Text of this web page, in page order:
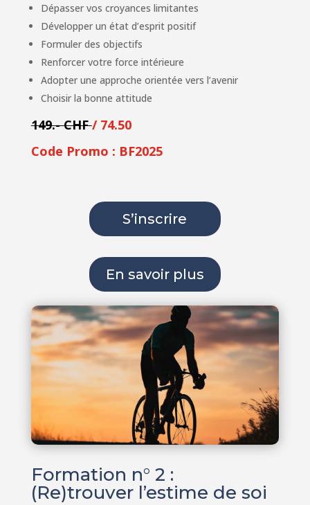
Dépasser vos croyances limitantes
Développer un état d’esprit positif
Formuler des objectifs
Renforcer votre force intérieure
Adopter une approche orientée vers l’avenir
Choisir la bonne attitude
149.- CHF/ 74.50
Code Promo : BF2025
S’inscrire
En savoir plus
Formation n° 2 :
(Re)trouver l’estime de soi